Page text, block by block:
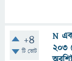
+4
টি ভোট
N
203